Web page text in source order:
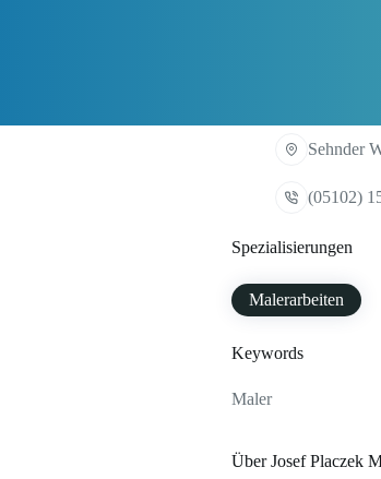
Sehnder
(05102)
Spezialisierungen
Malerarbeiten
Keywords
Maler
Über Josef Placzek